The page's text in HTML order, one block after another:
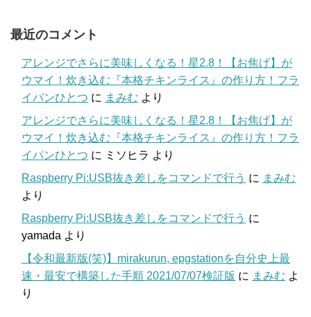
最近のコメント
アレンジでさらに美味しくなる！星2.8！【お焦げ】が
ウマイ！炊き込む『本格チキンライス』の作り方！フラ
イパンひとつ に まみむ より
アレンジでさらに美味しくなる！星2.8！【お焦げ】が
ウマイ！炊き込む『本格チキンライス』の作り方！フラ
イパンひとつ に ミソヒラ より
Raspberry Pi:USB抜き差しをコマンドで行う に まみむ
より
Raspberry Pi:USB抜き差しをコマンドで行う に
yamada より
【令和最新版(笑)】mirakurun, epgstationを自分史上最
速・最安で構築した手順 2021/07/07検証版 に まみむ よ
り